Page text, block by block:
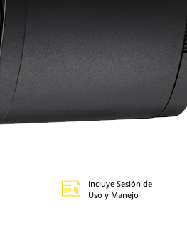
Incluye Sesión de
Uso y Manejo